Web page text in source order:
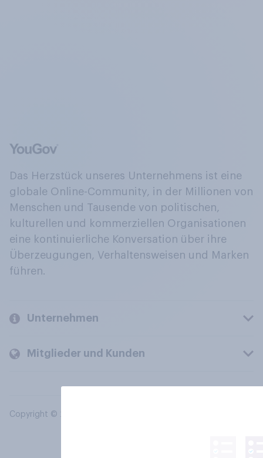
Das Herzstück unseres Unternehmens ist eine
globale Online-Community, in der Millionen von
Menschen und Tausende von politischen,
kulturellen und kommerziellen Organisationen
eine kontinuierliche Konversation über ihre
Überzeugungen, Verhaltensweisen und Marken
führen.
Unternehmen
Mitglieder und Kunden
Copyright © 2026 YouGov PLC. Alle Rechte vorbehalten.